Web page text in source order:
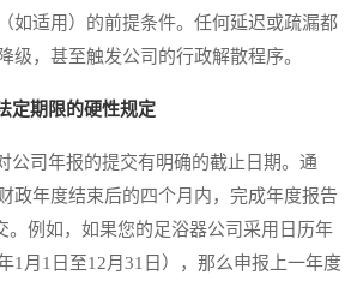
如适用）的前提条件。任何延迟或疏漏都
级，甚至触发公司的行政解散程序。
定期限的硬性规定
司年报的提交有明确的截止日期。通
政年度结束后的四个月内，完成年度报告
。例如，如果您的足浴器公司采用日历年
1月1日至12月31日），那么申报上一年度